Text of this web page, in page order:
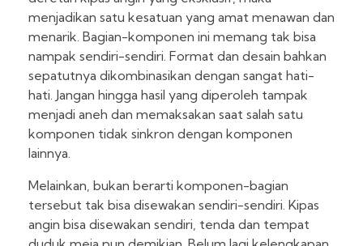
menjadikan satu kesatuan yang amat menawan dan
menarik. Bagian-komponen ini memang tak bisa
nampak sendiri-sendiri. Format dan desain bahkan
sepatutnya dikombinasikan dengan sangat hati-
hati. Jangan hingga hasil yang diperoleh tampak
menjadi aneh dan memaksakan saat salah satu
komponen tidak sinkron dengan komponen
lainnya.
Melainkan, bukan berarti komponen-bagian
tersebut tak bisa disewakan sendiri-sendiri. Kipas
angin bisa disewakan sendiri, tenda dan tempat